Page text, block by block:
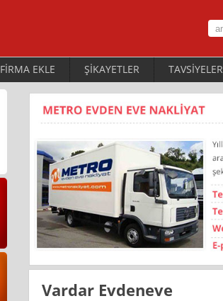
FİRMA EKLE ŞİKAYETLER TAVSİYELER
Vardar Evdeneve